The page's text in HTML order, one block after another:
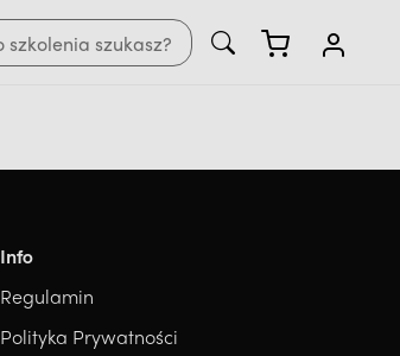
Info
Regulamin
Polityka Prywatności